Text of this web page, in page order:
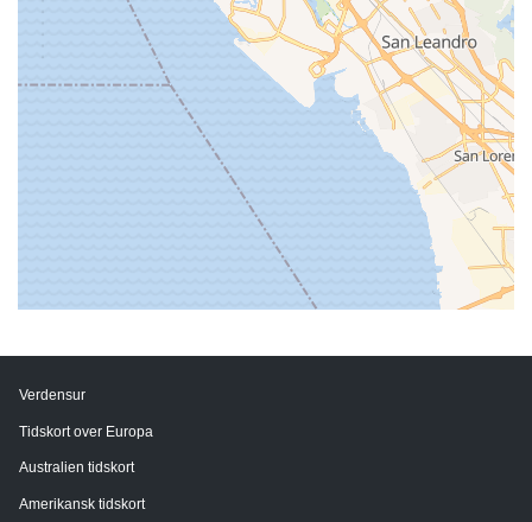
Verdensur
Tidskort over Europa
Australien tidskort
Amerikansk tidskort